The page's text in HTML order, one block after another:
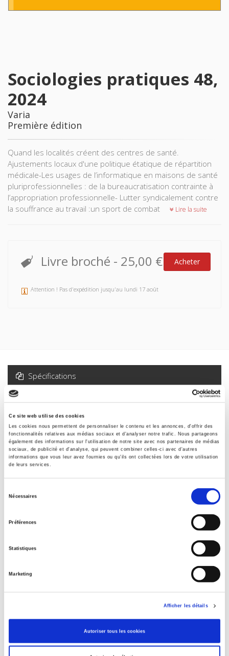
Ce site web utilise des cookies
Les cookies nous permettent de personnaliser le contenu et les annonces, d'offrir des
fonctionnalités relatives aux médias sociaux et d'analyser notre trafic. Nous partageons
également des informations sur l'utilisation de notre site avec nos partenaires de médias
sociaux, de publicité et d'analyse, qui peuvent combiner celles-ci avec d'autres
informations que vous leur avez fournies ou qu'ils ont collectées lors de votre utilisation
de leurs services.
Nécessaires
Préférences
Statistiques
Marketing
Afficher les détails
Autoriser tous les cookies
Sociologies pratiques 48,
2024
Varia
Première édition
Quand les localités créent des centres de santé.
Ajustements locaux d'une politique étatique de répartition
médicale-Les usages de l’informatique en maisons de santé
pluriprofessionnelles : de la bureaucratisation contrainte à
l’appropriation professionnelle- Lutter syndicalement contre
la souffrance au travail :un sport de combat
Lire la suite
Livre broché - 25,00 € Acheter
Attention ! Pas d'expédition jusqu'au lundi 17 août
Spécifications
Sommaire
Spécifications
Presses de Sciences Po
Revue
ISSN
Langue
français
Internet Hierarchy>Société
Internet Hierarchy>Sociologie